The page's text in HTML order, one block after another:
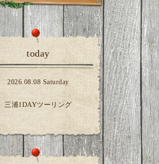
today
2026.08.08 Saturday
三浦1DAYツーリング